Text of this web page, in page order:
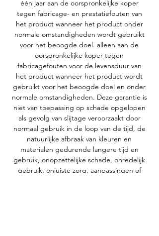
één jaar aan de oorspronkelijke koper
tegen fabricage- en prestatiefouten van
het product wanneer het product onder
normale omstandigheden wordt gebruikt
voor het beoogde doel. alleen aan de
oorspronkelijke koper tegen
fabricagefouten voor de levensduur van
het product wanneer het product wordt
gebruikt voor het beoogde doel en onder
normale omstandigheden. Deze garantie is
niet van toepassing op schade opgelopen
als gevolg van slijtage veroorzaakt door
normaal gebruik in de loop van de tijd, de
natuurlijke afbraak van kleuren en
materialen gedurende langere tijd en
gebruik, onopzettelijke schade, onredelijk
gebruik, onjuiste zorg, aanpassingen of